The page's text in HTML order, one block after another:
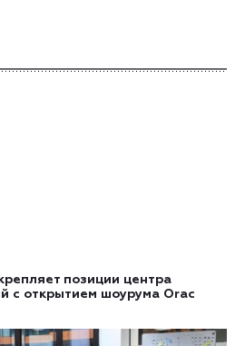
позиции центра
с открытием шоурума Orac